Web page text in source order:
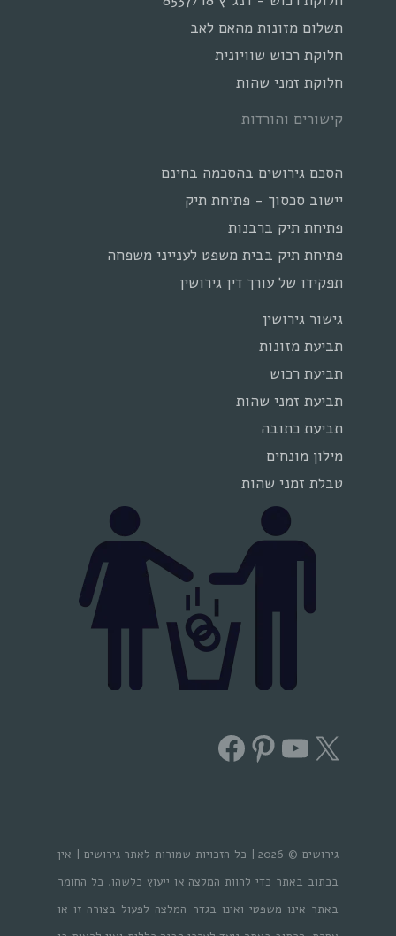
תשלום מזונות מהאם לאב
חלוקת רכוש שוויונית
חלוקת זמני שהות
קישורים והורדות
הסכם גירושים בהסכמה בחינם
יישוב סכסוך - פתיחת תיק
פתיחת תיק ברבנות
פתיחת תיק בבית משפט לענייני משפחה
תפקידו של עורך דין גירושין
גישור גירושין
תביעת מזונות
תביעת רכוש
תביעת זמני שהות
תביעת כתובה
מילון מונחים
טבלת זמני שהות
X
YouTube
Pinterest
Facebook
גירושים © 2026 | כל הזכויות שמורות לאתר גירושים | אין
בכתוב באתר כדי להוות המלצה או ייעוץ כלשהו. כל החומר
באתר אינו משפטי ואינו בגדר המלצה לפעול בצורה זו או